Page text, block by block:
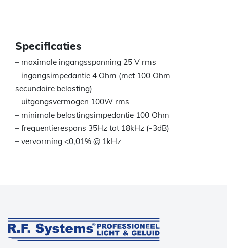
Specificaties
– maximale ingangsspanning 25 V rms
– ingangsimpedantie 4 Ohm (met 100 Ohm
secundaire belasting)
– uitgangsvermogen 100W rms
– minimale belastingsimpedantie 100 Ohm
– frequentierespons 35Hz tot 18kHz (-3dB)
– vervorming <0,01% @ 1kHz